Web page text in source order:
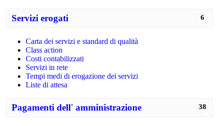
6
Servizi erogati
Carta dei servizi e standard di qualità
Class action
Costi contabilizzati
Servizi in rete
Tempi medi di erogazione dei servizi
Liste di attesa
38
Pagamenti dell' amministrazione